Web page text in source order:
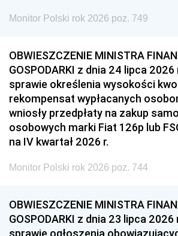
Monitor Polski rok 2026 poz. 749
OBWIESZCZENIE MINISTRA
GOSPODARKI z dnia 24 lipca 2026
sprawie określenia wysokości
rekompensat wypłacanych
wniosły przedpłaty na zakup
osobowych marki Fiat 126p lub
na IV kwartał 2026 r.
Monitor Polski rok 2026 poz. 744
OBWIESZCZENIE MINISTRA
GOSPODARKI z dnia 23 lipca 2026